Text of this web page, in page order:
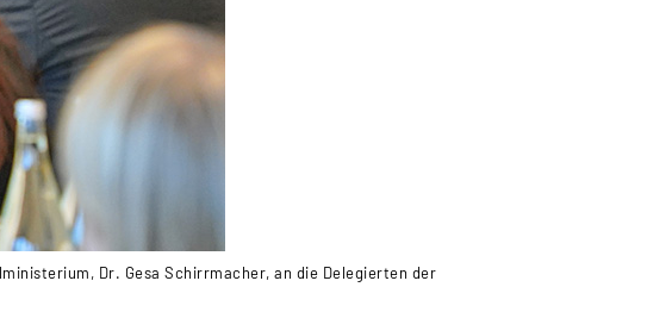
Dr. Gesa Schirrmacher, an die Delegierten der